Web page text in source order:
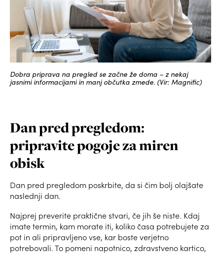
Dobra priprava na pregled se začne že doma – z nekaj
jasnimi informacijami in manj občutka zmede. (Vir: Magnific)
Dan pred pregledom:
pripravite pogoje za miren
obisk
Dan pred pregledom poskrbite, da si čim bolj olajšate
naslednji dan.
Najprej preverite praktične stvari, če jih še niste. Kdaj
imate termin, kam morate iti, koliko časa potrebujete za
pot in ali pripravljeno vse, kar boste verjetno
potrebovali. To pomeni napotnico, zdravstveno kartico,